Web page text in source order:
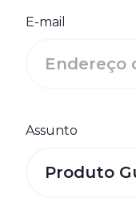
E-mail
Assunto